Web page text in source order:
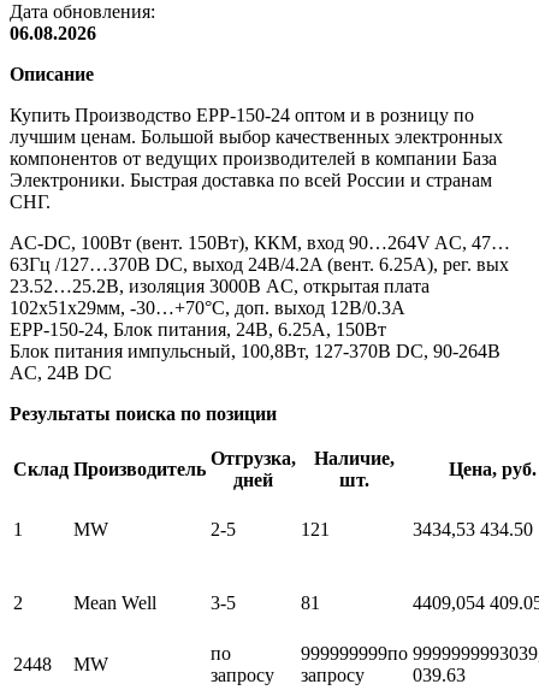
Дата обновления:
06.08.2026
Описание
Купить Производство EPP-150-24 оптом и в розницу по
лучшим ценам. Большой выбор качественных электронных
компонентов от ведущих производителей в компании База
Электроники. Быстрая доставка по всей России и странам
СНГ.
AC-DC, 100Вт (вент. 150Вт), ККМ, вход 90…264V AC, 47…
63Гц /127…370В DC, выход 24В/4.2A (вент. 6.25А), рег. вых
23.52…25.2В, изоляция 3000В AC, открытая плата
102х51х29мм, -30…+70°С, доп. выход 12В/0.3А
EPP-150-24, Блок питания, 24В, 6.25А, 150Вт
Блок питания импульсный, 100,8Вт, 127-370В DC, 90-264В
AC, 24В DC
Результаты поиска по позиции
Склад Производитель
Отгрузка,
дней
Наличие,
шт.
Цена, руб.
1 MW 2-5 121 3434,53 434.50
2 Mean Well 3-5 81 4409,054
2448 MW
по
запросу
999999999по
запросу
999999999
039.63